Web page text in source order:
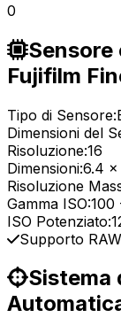
0
Sensore
Fujifilm
Tipo di Sensore:
Dimensioni del
Risoluzione:16
Dimensioni:6.4 x
Risoluzione
Gamma ISO:100
ISO Potenziato:
Supporto RAW
Sistema